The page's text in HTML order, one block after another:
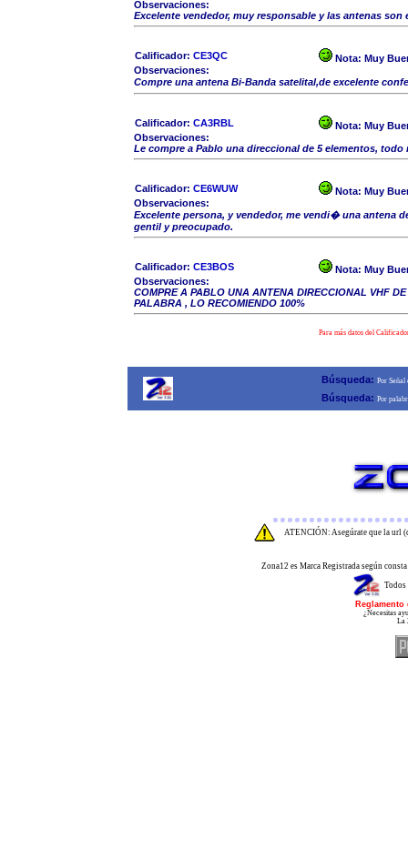
Observaciones:
Excelente vendedor, muy responsable y las antenas son
Calificador: CE3QC Nota: Muy
Observaciones:
Compre una antena Bi-Banda satelital,de excelente
Calificador: CA3RBL Nota: Muy
Observaciones:
Le compre a Pablo una direccional de 5 elementos,
Calificador: CE6WUW Nota: Muy
Observaciones:
Excelente persona, y vendedor, me vendi� una antena
gentil y preocupado.
Calificador: CE3BOS Nota: Muy
Observaciones:
COMPRE A PABLO UNA ANTENA DIRECCIONAL VHF
PALABRA , LO RECOMIENDO 100%
Para más datos del
Búsqueda: Por Señal
Búsqueda: Por
ATENCIÓN: Asegúrate que la url
Zona12 es Marca Registrada según
Todos
¿Necesitas
La